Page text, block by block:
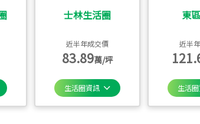
士林生活圈
近半年成交價
83.89萬/坪
生活圈資訊
東
近半
生活